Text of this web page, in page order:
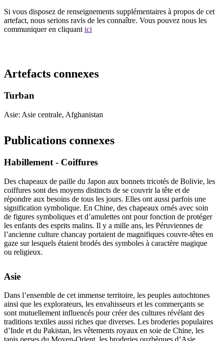
Si vous disposez de renseignements supplémentaires à propos de cet
artefact, nous serions ravis de les connaître. Vous pouvez nous les
communiquer en cliquant ici
Artefacts connexes
Turban
Asie: Asie centrale, Afghanistan
Publications connexes
Habillement - Coiffures
Des chapeaux de paille du Japon aux bonnets tricotés de Bolivie, les
coiffures sont des moyens distincts de se couvrir la tête et de
répondre aux besoins de tous les jours. Elles ont aussi parfois une
signification symbolique. En Chine, des chapeaux ornés avec soin
de figures symboliques et d’amulettes ont pour fonction de protéger
les enfants des esprits malins. Il y a mille ans, les Péruviennes de
l’ancienne culture chancay portaient de magnifiques couvre-têtes en
gaze sur lesquels étaient brodés des symboles à caractère magique
ou religieux.
Asie
Dans l’ensemble de cet immense territoire, les peuples autochtones
ainsi que les explorateurs, les envahisseurs et les commerçants se
sont mutuellement influencés pour créer des cultures révélant des
traditions textiles aussi riches que diverses. Les broderies populaires
d’Inde et du Pakistan, les vêtements royaux en soie de Chine, les